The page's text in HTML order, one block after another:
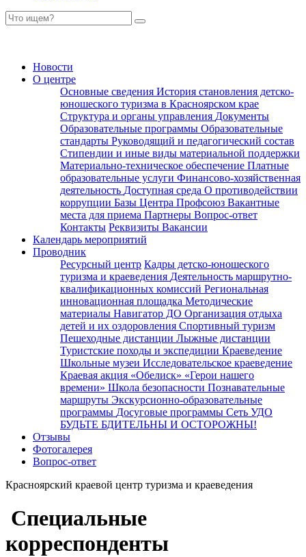
Новости
О центре
Основные сведения История становления детско-
юношеского туризма в Красноярском крае
Структура и органы управления Документы
Образовательные программы Образовательные
стандарты Руководящий и педагогический состав
Стипендии и иные виды материальной поддержки
Материально-техническое обеспечение Платные
образовательные услуги Финансово-хозяйственная
деятельность Доступная среда О противодействии
коррупции Базы Центра Профсоюз Вакантные
места для приема Партнеры Вопрос-ответ
Контакты Реквизиты Вакансии
Календарь мероприятий
Проводник
Ресурсный центр Кадры детско-юношеского
туризма и краеведения Деятельность маршрутно-
квалификационных комиссий Региональная
инновационная площадка Методические
материалы Навигатор ДО Организация отдыха
детей и их оздоровления Спортивный туризм
Пешеходные дистанции Лыжные дистанции
Туристские походы и экспедиции Краеведение
Школьные музеи Исследовательское краеведение
Краевая акция «Обелиск» «Герои нашего
времени» Школа безопасности Познавательные
маршруты Экскурсионно-образовательные
программы Досуговые программы Сеть УДО
БУДЬТЕ БДИТЕЛЬНЫ И ОСТОРОЖНЫ!
Отзывы
Фотогалерея
Вопрос-ответ
Красноярский краевой центр туризма и краеведения
Специальные
корреспонденты